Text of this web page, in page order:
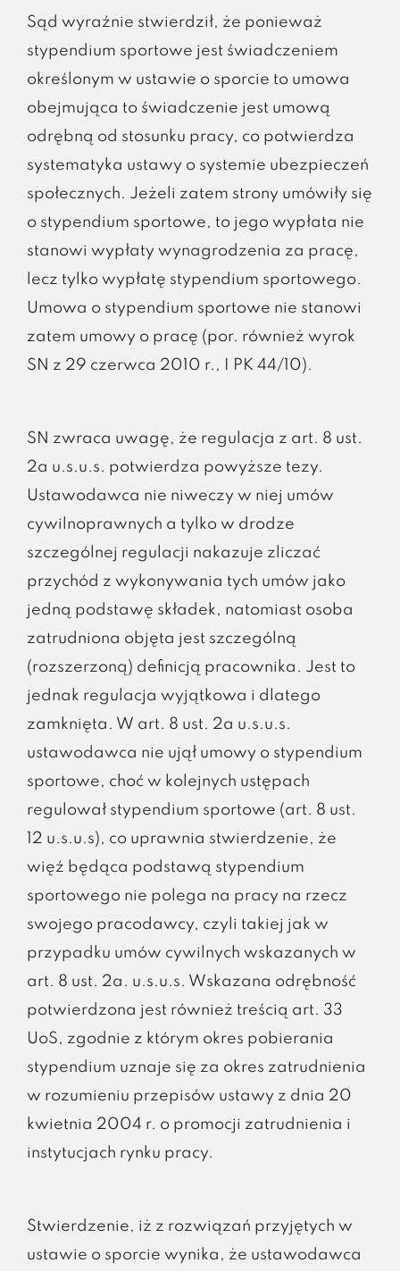
Sąd wyraźnie stwierdził, że ponieważ
stypendium sportowe jest świadczeniem
określonym w ustawie o sporcie to umowa
obejmująca to świadczenie jest umową
odrębną od stosunku pracy, co potwierdza
systematyka ustawy o systemie ubezpieczeń
społecznych. Jeżeli zatem strony umówiły się
o stypendium sportowe, to jego wypłata nie
stanowi wypłaty wynagrodzenia za pracę,
lecz tylko wypłatę stypendium sportowego.
Umowa o stypendium sportowe nie stanowi
zatem umowy o pracę (por. również wyrok
SN z 29 czerwca 2010 r., I PK 44/10).
SN zwraca uwagę, że regulacja z art. 8 ust.
2a u.s.u.s. potwierdza powyższe tezy.
Ustawodawca nie niweczy w niej umów
cywilnoprawnych a tylko w drodze
szczególnej regulacji nakazuje zliczać
przychód z wykonywania tych umów jako
jedną podstawę składek, natomiast osoba
zatrudniona objęta jest szczególną
(rozszerzoną) definicją pracownika. Jest to
jednak regulacja wyjątkowa i dlatego
zamknięta. W art. 8 ust. 2a u.s.u.s.
ustawodawca nie ujął umowy o stypendium
sportowe, choć w kolejnych ustępach
regulował stypendium sportowe (art. 8 ust.
12 u.s.u.s), co uprawnia stwierdzenie, że
więź będąca podstawą stypendium
sportowego nie polega na pracy na rzecz
swojego pracodawcy, czyli takiej jak w
przypadku umów cywilnych wskazanych w
art. 8 ust. 2a. u.s.u.s. Wskazana odrębność
potwierdzona jest również treścią art. 33
UoS, zgodnie z którym okres pobierania
stypendium uznaje się za okres zatrudnienia
w rozumieniu przepisów ustawy z dnia 20
kwietnia 2004 r. o promocji zatrudnienia i
instytucjach rynku pracy.
Stwierdzenie, iż z rozwiązań przyjętych w
ustawie o sporcie wynika, że ustawodawca